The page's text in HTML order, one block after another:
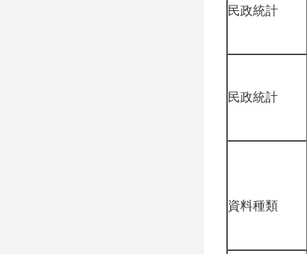
民政統計
民政統計
資料種類